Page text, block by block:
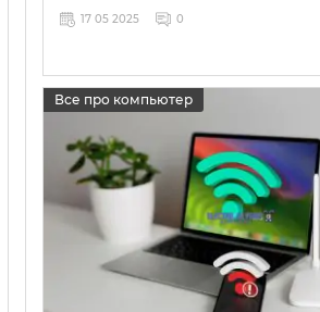
17 05 2025 0
Все про компьютер